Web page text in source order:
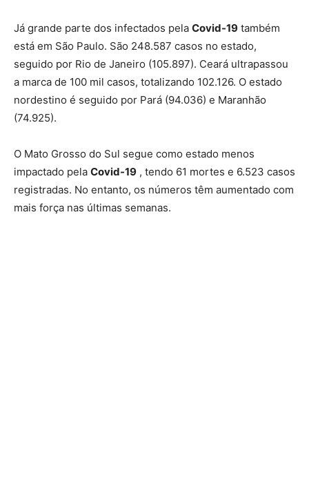
Já grande parte dos infectados pela Covid-19 também
está em São Paulo. São 248.587 casos no estado,
seguido por Rio de Janeiro (105.897). Ceará ultrapassou
a marca de 100 mil casos, totalizando 102.126. O estado
nordestino é seguido por Pará (94.036) e Maranhão
(74.925).
O Mato Grosso do Sul segue como estado menos
impactado pela Covid-19 , tendo 61 mortes e 6.523 casos
registradas. No entanto, os números têm aumentado com
mais força nas últimas semanas.